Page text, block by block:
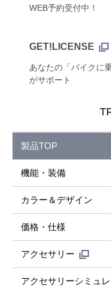
WEB予約受付中！
GET!LICENSE
あなたの「バイクに
がサポート
製品TOP
機能・装備
カラー＆デザイン
価格・仕様
アクセサリー
アクセサリーシミュ